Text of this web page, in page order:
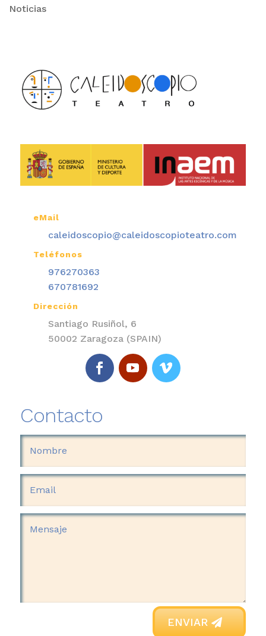
Noticias
eMail
caleidoscopio@caleidoscopioteatro.com
Teléfonos
976270363
670781692
Dirección
Santiago Rusiñol, 6
50002 Zaragoza (SPAIN)
Contacto
ENVIAR